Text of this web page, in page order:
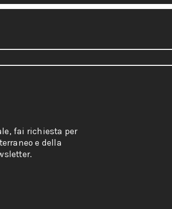
fai richiesta per
e della